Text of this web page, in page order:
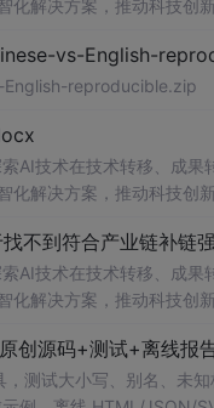
解决方案，推动科技创
vs-English-
English-reproducible.zip
AI技术在技术转移、成
解决方案，推动科技创
不到符合产业链补链
AI技术在技术转移、成
解决方案，推动科技创
创源码+测试+离线报
测试大小写、别名、未